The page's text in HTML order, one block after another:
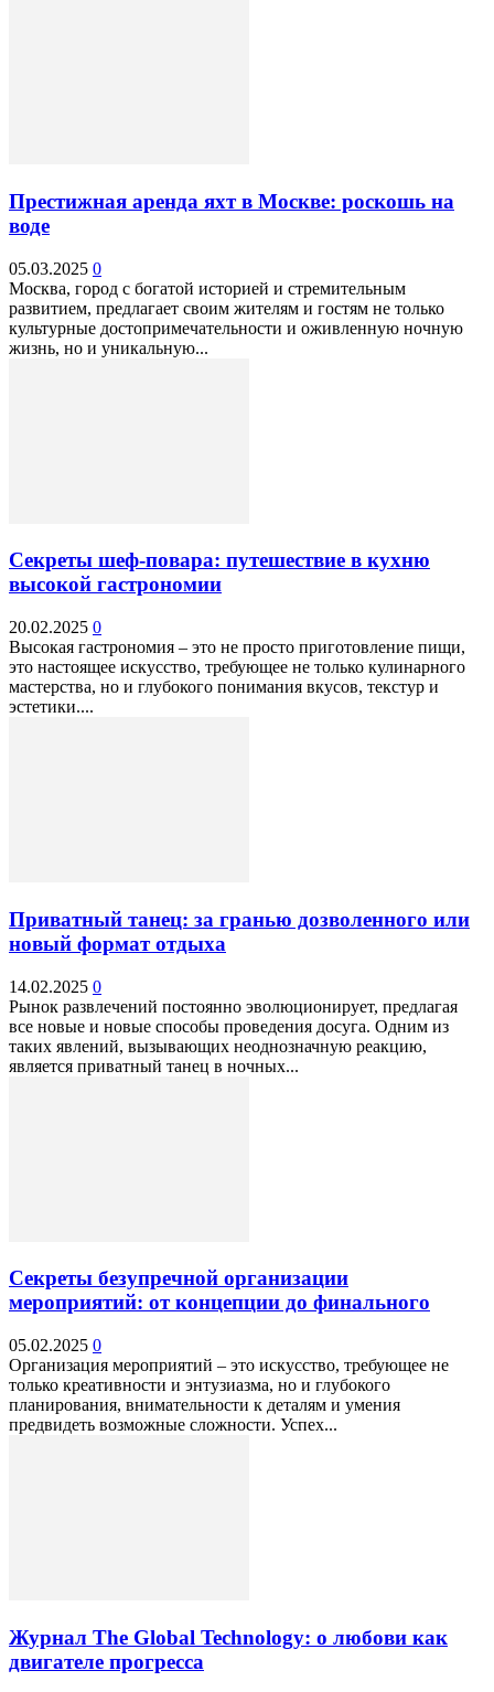
Престижная аренда яхт в Москве: роскошь на
воде
05.03.2025 0
Москва, город с богатой историей и стремительным
развитием, предлагает своим жителям и гостям не только
культурные достопримечательности и оживленную ночную
жизнь, но и уникальную...
Секреты шеф-повара: путешествие в кухню
высокой гастрономии
20.02.2025 0
Высокая гастрономия – это не просто приготовление пищи,
это настоящее искусство, требующее не только кулинарного
мастерства, но и глубокого понимания вкусов, текстур и
эстетики....
Приватный танец: за гранью дозволенного или
новый формат отдыха
14.02.2025 0
Рынок развлечений постоянно эволюционирует, предлагая
все новые и новые способы проведения досуга. Одним из
таких явлений, вызывающих неоднозначную реакцию,
является приватный танец в ночных...
Секреты безупречной организации
мероприятий: от концепции до финального
05.02.2025 0
Организация мероприятий – это искусство, требующее не
только креативности и энтузиазма, но и глубокого
планирования, внимательности к деталям и умения
предвидеть возможные сложности. Успех...
Журнал The Global Technology: о любови как
двигателе прогресса